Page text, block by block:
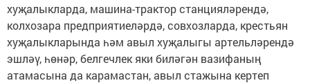
хуҗалыкларда, машина-трактор станцияләрендә,
колхозара предприятиеләрдә, совхозларда, крестьян
хуҗалыкларында һәм авыл хуҗалыгы артельләрендә
эшләү, һөнәр, белгечлек яки биләгән вазифаның
атамасына да карамастан, авыл стажына кертеп